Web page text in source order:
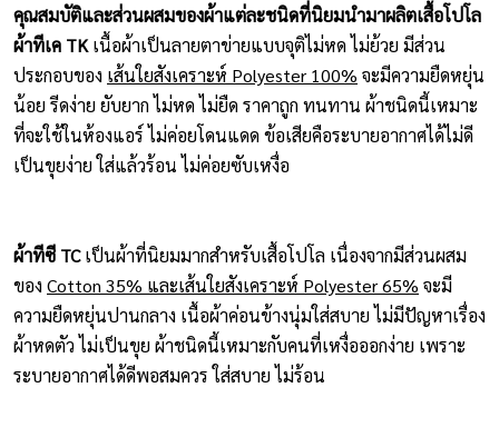
คุณสมบัติและส่วนผสมของผ้าแต่ละชนิดที่นิยมนำมาผลิตเสื้อโปโล
ผ้าทีเค TKเนื้อผ้าเป็นลายตาข่ายแบบจุติไม่หด ไม่ย้วย มีส่วน
ประกอบของ เส้นใยสังเคราะห์ Polyester 100% จะมีความยืดหยุ่น
น้อย รีดง่าย ยับยาก ไม่หด ไม่ยืด ราคาถูก ทนทาน ผ้าชนิดนี้เหมาะ
ที่จะใช้ในห้องแอร์ ไม่ค่อยโดนแดด ข้อเสียคือระบายอากาศได้ไม่ดี
เป็นขุยง่าย ใส่แล้วร้อน ไม่ค่อยซับเหงื่อ
ผ้าทีซี TCเป็นผ้าที่นิยมมากสำหรับเสื้อโปโล เนื่องจากมีส่วนผสม
ของ Cotton 35% และเส้นใยสังเคราะห์ Polyester 65% จะมี
ความยืดหยุ่นปานกลาง เนื้อผ้าค่อนข้างนุ่มใส่สบาย ไม่มีปัญหาเรื่อง
ผ้าหดตัว ไม่เป็นขุย ผ้าชนิดนี้เหมาะกับคนที่เหงื่อออกง่าย เพราะ
ระบายอากาศได้ดีพอสมควร ใส่สบาย ไม่ร้อน